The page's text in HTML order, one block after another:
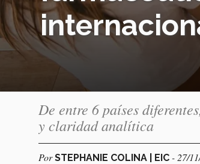
De entre 6 países
y claridad analítica
PorSTEPHANIE COLINA | EIC - 27/